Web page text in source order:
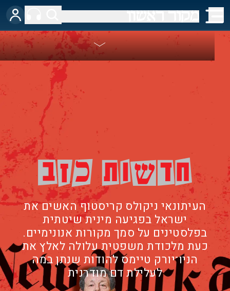
העיתונאי ניקולס קריסטוף האשים את
ישראל בפגיעה מינית שיטתית
בפלסטינים על סמך מקורות אנונימיים.
כעת מלכודת משפטית עלולה לאלץ את
הניו־יורק טיימס להודות שנתן במה
לעלילת דם מודרנית